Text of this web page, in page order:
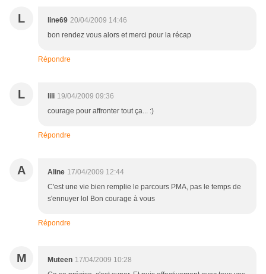
L line69 20/04/2009 14:46
bon rendez vous alors et merci pour la récap
Répondre
L lili 19/04/2009 09:36
courage pour affronter tout ça... :)
Répondre
A Aline 17/04/2009 12:44
C'est une vie bien remplie le parcours PMA, pas le temps de
s'ennuyer lol Bon courage à vous
Répondre
M Muteen 17/04/2009 10:28